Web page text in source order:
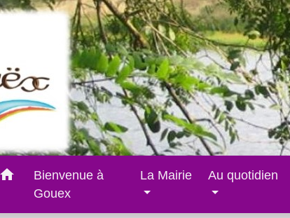
home
Bienvenue à
Gouex
La Mairie Au quotidien